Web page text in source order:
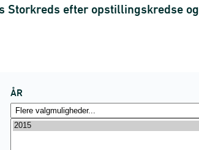
Storkreds efter opstillingskredse og
ÅR